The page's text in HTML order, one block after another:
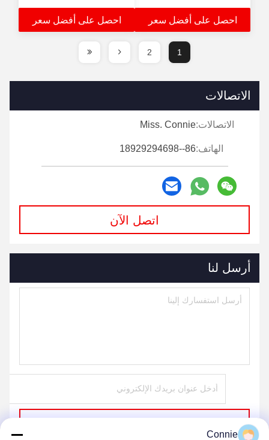
احصل على أفضل سعر احصل على أفضل سعر
1
2
الاتصالات
الاتصالات:Miss. Connie
الهاتف:86--18929294698
اتصل الآن
أرسل لنا
Connie